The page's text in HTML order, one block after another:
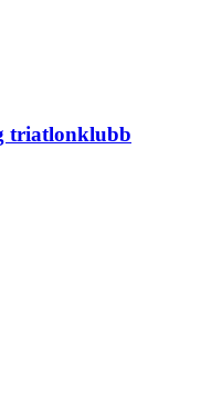
triatlonklubb